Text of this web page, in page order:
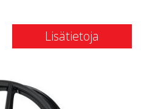
Lisätietoja